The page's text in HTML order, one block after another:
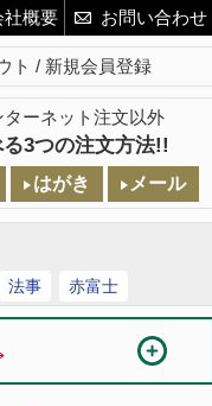
社概要 お問い合わせ
ト 新規会員登録
ターネット注文以外
3つの注文方法!!
はがき メール
法事 赤富士
→